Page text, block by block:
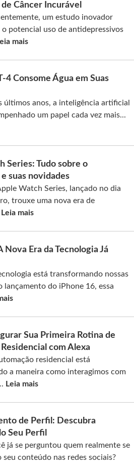
Câncer Incurável
um estudo inovador
potencial uso de antidepressivos
mais
4 Consome Água em Suas
últimos anos, a inteligência artificial
um papel cada vez mais...
Series: Tudo sobre o
suas novidades
Watch Series, lançado no dia
trouxe uma nova era de
Leia mais
Nova Era da Tecnologia Já
está transformando nossas
lançamento do iPhone 16, essa
Sua Primeira Rotina de
com Alexa
residencial está
a maneira como interagimos com
Leia mais
de Perfil: Descubra
Seu Perfil
já se perguntou quem realmente se
seu conteúdo nas redes sociais?